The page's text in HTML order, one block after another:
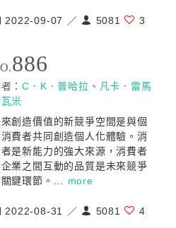
2022-09-07 ／ 5081 3
886
：C．K．普哈拉 、 凡卡．雷馬
米
創造價值的新競爭空間是與個
消費者共同創造個人化體驗。消
者是新能力的強大來源，消費者
業之間互動的品質是未來競爭
關鍵環節。... more
2022-08-31 ／ 5081 4